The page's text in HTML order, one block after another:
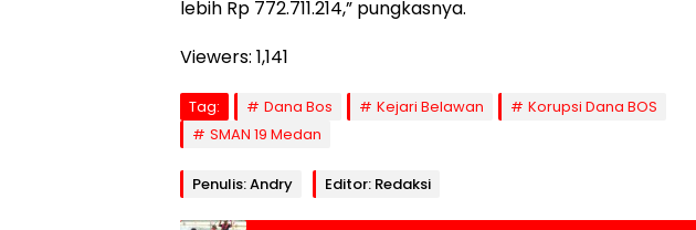
lebih Rp 772.711.214,” pungkasnya.
Viewers: 1,141
Tag: Dana Bos Kejari Belawan
Korupsi Dana BOS
SMAN 19 Medan
Penulis: Andry Editor: Redaksi